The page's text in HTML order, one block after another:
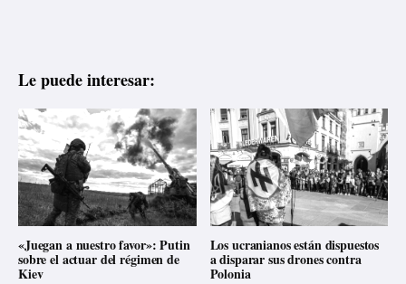
Le puede interesar:
«Juegan a nuestro favor»: Putin
sobre el actuar del régimen de
Kiev
Los ucranianos están dispuestos
a disparar sus drones contra
Polonia